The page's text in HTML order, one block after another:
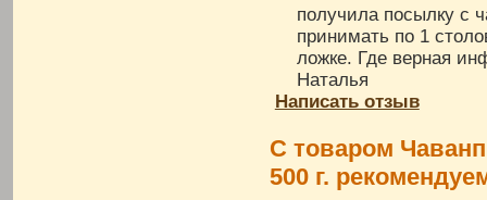
получила посылку с
принимать по 1
ложке. Где верная
Наталья
Написать отзыв
С товаром
500 г.